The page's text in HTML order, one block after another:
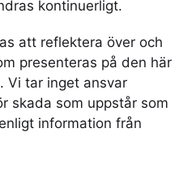
kontinuerligt.
att reflektera över och
presenteras på den här
Vi tar inget ansvar
skada som uppstår som
information från